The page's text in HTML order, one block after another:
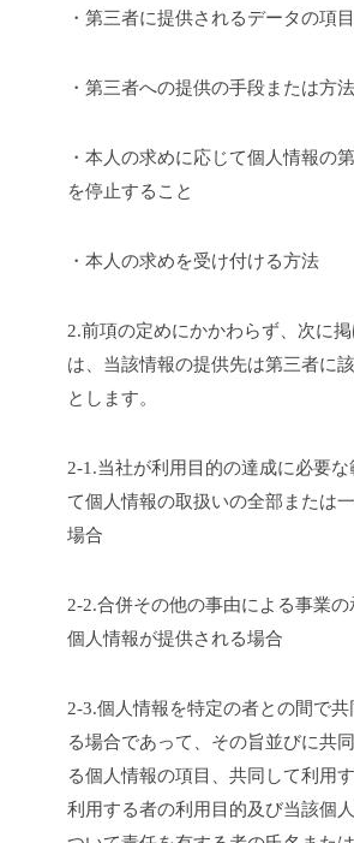
・第三者に提供されるデータの項目
・第三者への提供の手段または方法
・本人の求めに応じて個人情報の
を停止すること
・本人の求めを受け付ける方法
2.前項の定めにかかわらず、次に
は、当該情報の提供先は第三者に
とします。
2-1.当社が利用目的の達成に必要
て個人情報の取扱いの全部または
場合
2-2.合併その他の事由による事業の
個人情報が提供される場合
2-3.個人情報を特定の者との間で
る場合であって、その旨並びに共
る個人情報の項目、共同して利用
利用する者の利用目的及び当該個